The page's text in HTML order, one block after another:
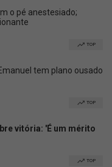
o pé anestesiado;
TOP
tem plano ousado
TOP
vitória: 'É um mérito
TOP